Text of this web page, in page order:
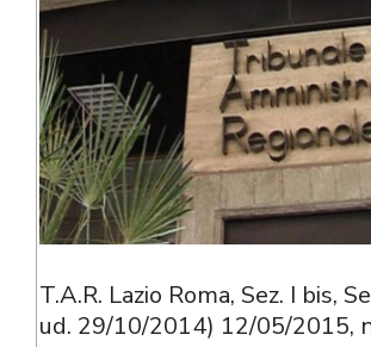
T.A.R. Lazio Roma, Sez. I bis,
ud. 29/10/2014) 12/05/2015,